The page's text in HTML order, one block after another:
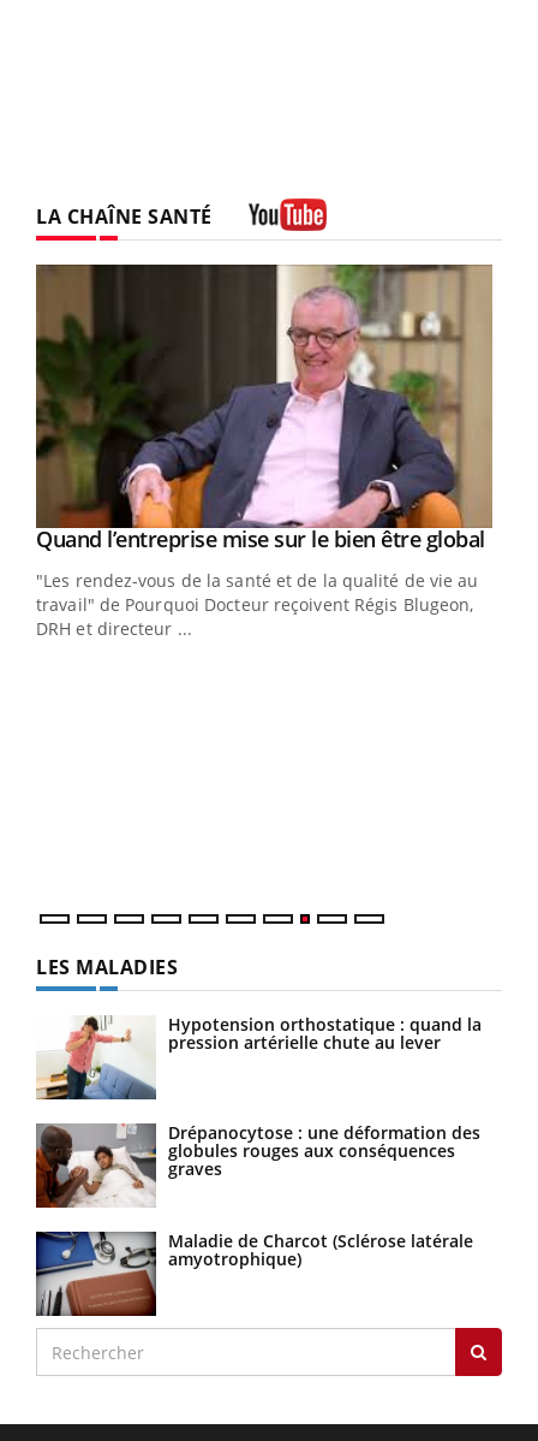
LA CHAÎNE SANTÉ
Youtube
Quand l’entreprise mise sur le bien être global
"Les rendez-vous de la santé et de la qualité de vie au
travail" de Pourquoi Docteur reçoivent Régis Blugeon,
DRH et directeur ...
LES MALADIES
Hypotension orthostatique : quand la
pression artérielle chute au lever
Drépanocytose : une déformation des
globules rouges aux conséquences
graves
Maladie de Charcot (Sclérose latérale
amyotrophique)